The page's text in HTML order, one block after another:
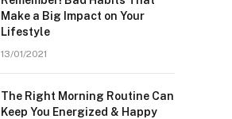
Make a Big Impact on Your
Lifestyle
13/01/2021
The Right Morning Routine Can
Keep You Energized & Happy